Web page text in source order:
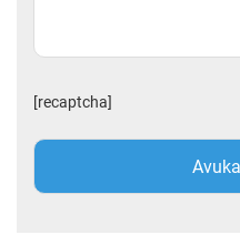
[recaptcha]